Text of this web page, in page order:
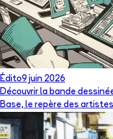
Édito9 juin 2026
Découvrir la bande
Base, le repère des artistes